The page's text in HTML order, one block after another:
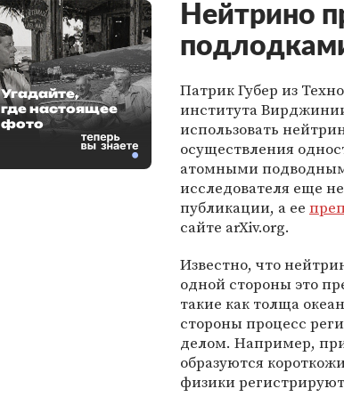
Нейтрино
Патрик Губер из
института
использовать
осуществления
атомными
исследователя еще
публикации, а ее
сайте arXiv.org.
Известно, что
одной стороны это
такие как толща
стороны процесс
делом. Например,
образуются
физики
Угадайте,
где настоящее
фото